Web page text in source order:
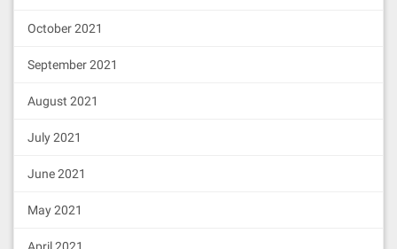
October 2021
September 2021
August 2021
July 2021
June 2021
May 2021